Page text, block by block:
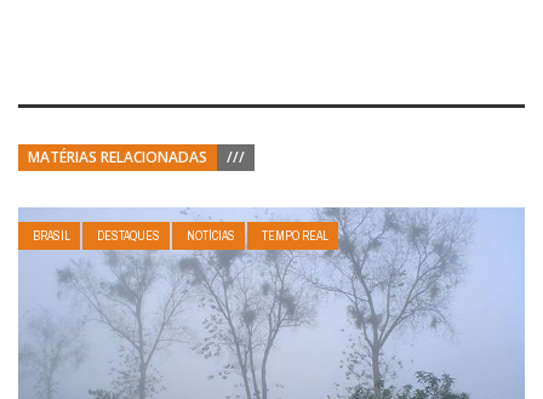
MATÉRIAS RELACIONADAS ///
BRASIL DESTAQUES NOTÍCIAS TEMPO REAL